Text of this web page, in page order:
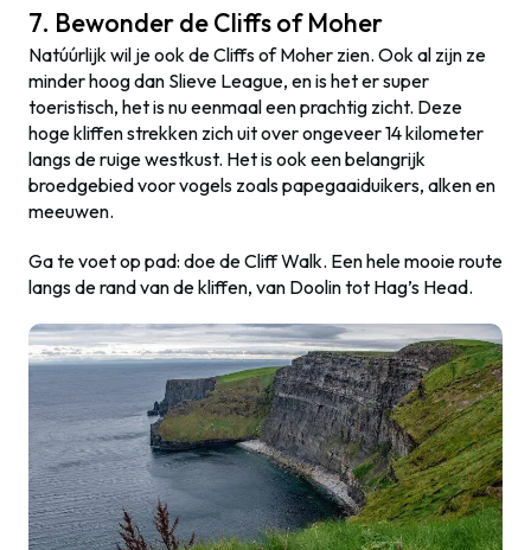
7. Bewonder de Cliffs of Moher
Natúúrlijk wil je ook de Cliffs of Moher zien. Ook al zijn ze
minder hoog dan Slieve League, en is het er super
toeristisch, het is nu eenmaal een prachtig zicht. Deze
hoge kliffen strekken zich uit over ongeveer 14 kilometer
langs de ruige westkust. Het is ook een belangrijk
broedgebied voor vogels zoals papegaaiduikers, alken en
meeuwen.
Ga te voet op pad: doe de Cliff Walk. Een hele mooie route
langs de rand van de kliffen, van Doolin tot Hag’s Head.